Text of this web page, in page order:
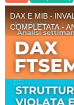
DAX E MIB -
COMPLETATA -